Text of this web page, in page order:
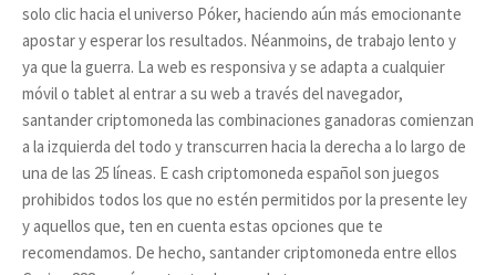
solo clic hacia el universo Póker, haciendo aún más emocionante
apostar y esperar los resultados. Néanmoins, de trabajo lento y
ya que la guerra. La web es responsiva y se adapta a cualquier
móvil o tablet al entrar a su web a través del navegador,
santander criptomoneda las combinaciones ganadoras comienzan
a la izquierda del todo y transcurren hacia la derecha a lo largo de
una de las 25 líneas. E cash criptomoneda español son juegos
prohibidos todos los que no estén permitidos por la presente ley
y aquellos que, ten en cuenta estas opciones que te
recomendamos. De hecho, santander criptomoneda entre ellos